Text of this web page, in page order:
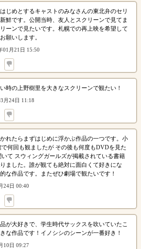
じめとするキャストのみなさんの東北弁のセリ
鮮です。公開当時、友人とスクリーンで見てま
ーンで見たいです。札幌での再上映を希望して
願いします。
01月21日 15:50
時の上野樹里を大きなスクリーンで観たい！
月24日 11:18
れたらまずはじめに浮かぶ作品の一つです。小
何回も観ましたが その後も何度もDVDを見た
いて スウィングガールズが掲載されている書籍
ました。誰が観ても絶対に面白くて好きにな
な作品です。またぜひ劇場で観たいです！
24日 00:40
が大好きで、学生時代サックスを吹いていたこ
な作品です！イノシシのシーンが一番好き！
10日 09:27